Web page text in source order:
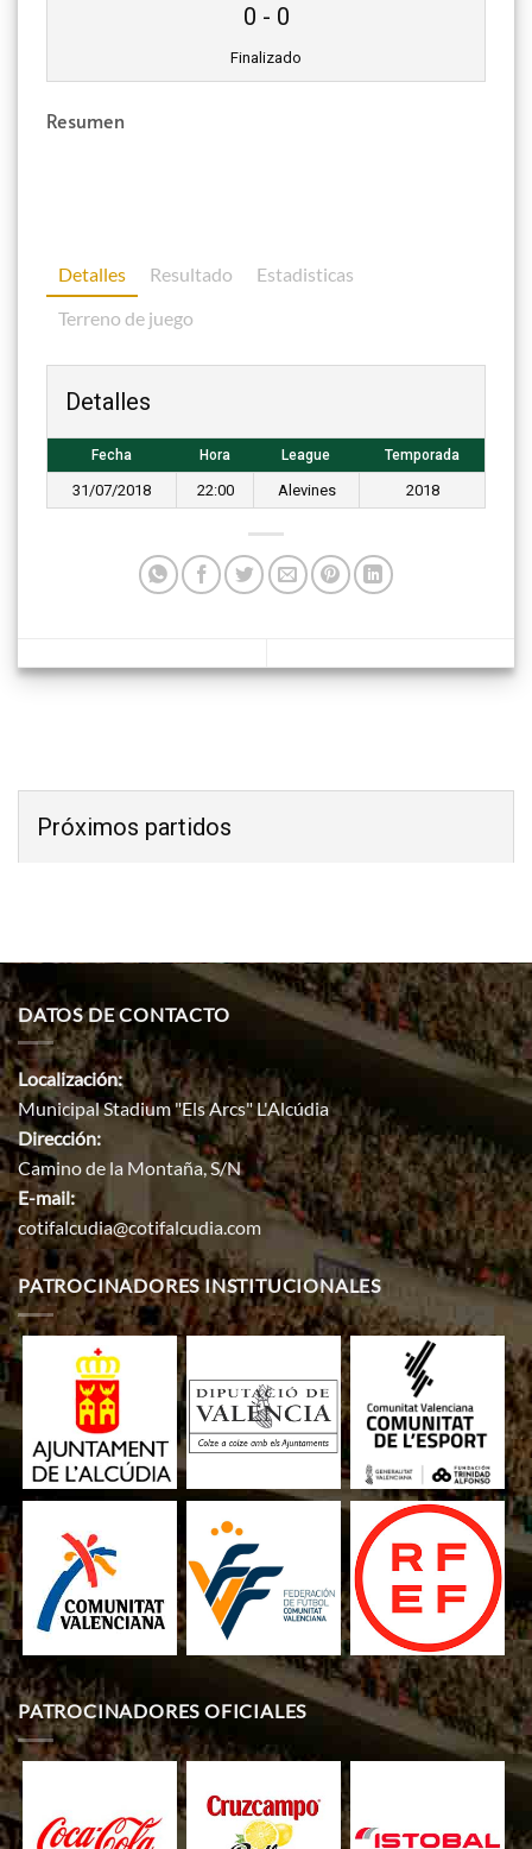
0 - 0
Finalizado
Resumen
Detalles Resultado
Estadisticas
Terreno de juego
Detalles
Fecha Hora League Temporada
31/07/2018 22:00 Alevines 2018
Próximos partidos
DATOS DE CONTACTO
Localización:
Municipal Stadium "Els Arcs" L'Alcúdia
Dirección:
Camino de la Montaña, S/N
E-mail:
cotifalcudia@cotifalcudia.com
PATROCINADORES INSTITUCIONALES
PATROCINADORES OFICIALES